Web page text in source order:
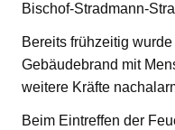
Bischof-Stradmann-
Bereits frühzeitig
Gebäudebrand mit
weitere Kräfte
Beim Eintreffen der